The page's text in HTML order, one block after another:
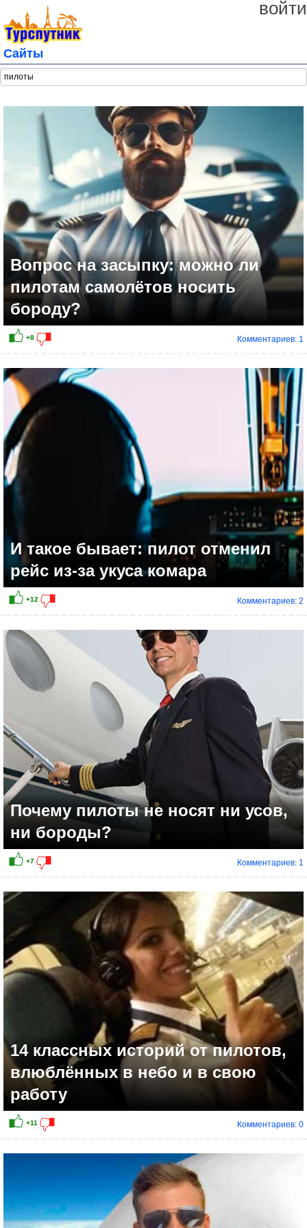
войти
Сайты
Вопрос на засыпку: можно ли
пилотам самолётов носить
бороду?
+8
Комментариев: 1
И такое бывает: пилот отменил
рейс из-за укуса комара
Комментариев: 2
Почему пилоты не носят ни усов,
ни бороды?
Комментариев: 1
14 классных историй от пилотов,
влюблённых в небо и в свою
работу
Комментариев: 0